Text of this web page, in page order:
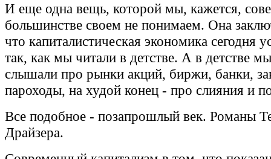
И еще одна вещь, которой мы, кажется,
большинстве своем не понимаем. Она
что капиталистическая экономика сегодня
так, как мы читали в детстве. А в детстве
слышали про рынки акций, биржи, банки,
пароходы, на худой конец - про слияния и
Все подобное - позапрошлый век. Романы
Драйзера.